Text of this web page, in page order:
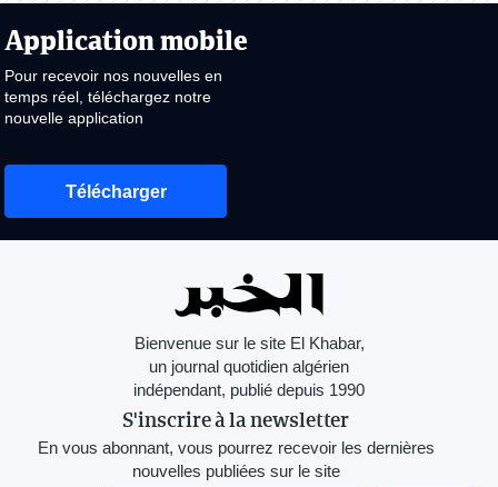
Application mobile
Pour recevoir nos nouvelles en
temps réel, téléchargez notre
nouvelle application
Télécharger
Bienvenue sur le site El Khabar,
un journal quotidien algérien
indépendant, publié depuis 1990
S'inscrire à la newsletter
En vous abonnant, vous pourrez recevoir les dernières
nouvelles publiées sur le site